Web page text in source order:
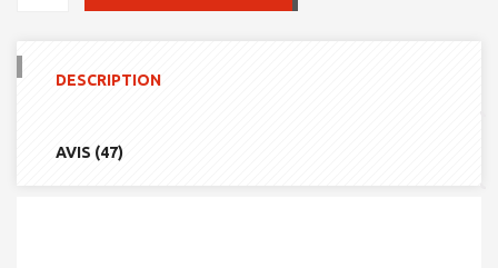
DESCRIPTION
AVIS (47)